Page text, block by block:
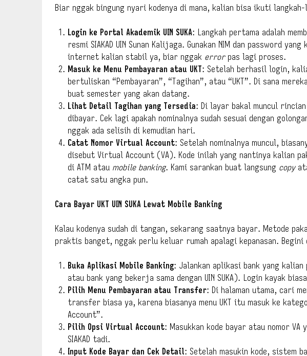
Biar nggak bingung nyari kodenya di mana, kalian bisa ikuti
Login ke Portal Akademik UIN SUKA: Langkah pertama adalah
resmi SIAKAD UIN Sunan Kalijaga. Gunakan NIM dan password
internet kalian stabil ya, biar nggak errorpas lagi proses.
Masuk ke Menu Pembayaran atau UKT: Setelah berhasil login,
bertuliskan “Pembayaran”, “Tagihan”, atau “UKT”. Di sana
buat semester yang akan datang.
Lihat Detail Tagihan yang Tersedia: Di layar bakal muncul
dibayar. Cek lagi apakah nominalnya sudah sesuai dengan
nggak ada selisih di kemudian hari.
Catat Nomor Virtual Account: Setelah nominalnya muncul,
disebut Virtual Account (VA). Kode inilah yang nantinya kalian
di ATM atau mobile banking. Kami sarankan buat langsung copy
catat satu angka pun.
Cara Bayar UKT UIN SUKA Lewat Mobile Banking
Kalau kodenya sudah di tangan, sekarang saatnya bayar. Metode
praktis banget, nggak perlu keluar rumah apalagi kepanasan. Begini
Buka Aplikasi Mobile Banking: Jalankan aplikasi bank yang
atau bank yang bekerja sama dengan UIN SUKA). Login kayak
Pilih Menu Pembayaran atau Transfer: Di halaman utama, cari
transfer biasa ya, karena biasanya menu UKT itu masuk ke
Account”.
Pilih Opsi Virtual Account: Masukkan kode bayar atau nomor VA
SIAKAD tadi.
Input Kode Bayar dan Cek Detail: Setelah masukin kode, sistem